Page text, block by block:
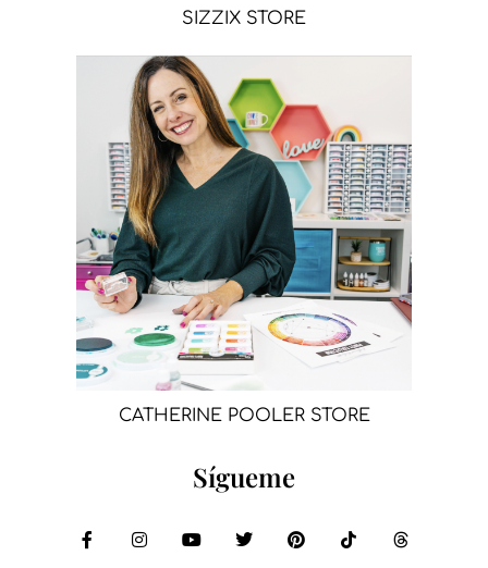
SIZZIX STORE
CATHERINE POOLER STORE
Sígueme